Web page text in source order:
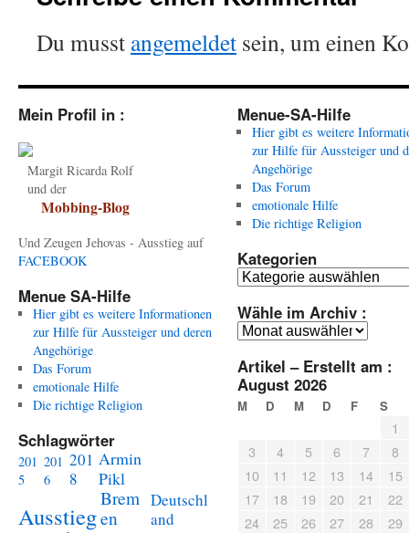
Du musst angemeldet sein, um einen
Mein Profil in :
Margit Ricarda Rolf
und der
Mobbing-Blog
Und Zeugen Jehovas - Ausstieg auf
FACEBOOK
Menue SA-Hilfe
Hier gibt es weitere Informationen
zur Hilfe für Aussteiger und deren
Angehörige
Das Forum
emotionale Hilfe
Die richtige Religion
Schlagwörter
201
5
201
6
201
8
Armin
Pikl
Ausstieg
Brem
en
Deutschl
and
Menue-SA-Hilfe
Hier gibt es weitere
zur Hilfe für Aussteiger und
Angehörige
Das Forum
emotionale Hilfe
Die richtige Religion
Kategorien
Kategorien
Wähle im Archiv :
Wähle
Archiv
:
Artikel – Erstellt am :
August 2026
M D M D F S
1
3
4 5 6 7
8
10
11 12 13 14
15
17
18 19 20 21
22
24
25 26 27 28
29